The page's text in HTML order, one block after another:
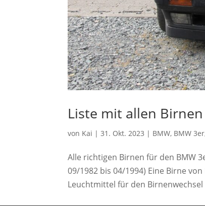
Liste mit allen
von Kai |31. Okt. 2023 | BMW, BMW 3er
Alle richtigen Birnen für den BMW
09/1982 bis 04/1994) Eine Birne
Leuchtmittel für den Birnenwechsel